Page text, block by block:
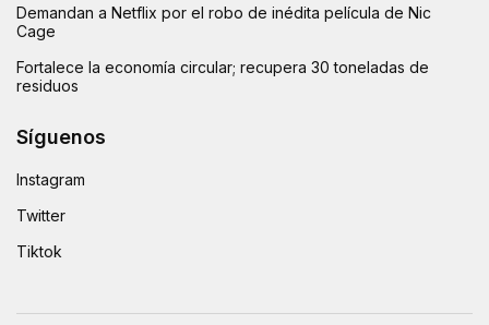
Demandan a Netflix por el robo de inédita película de Nic
Cage
Fortalece la economía circular; recupera 30 toneladas de
residuos
Síguenos
Instagram
Twitter
Tiktok